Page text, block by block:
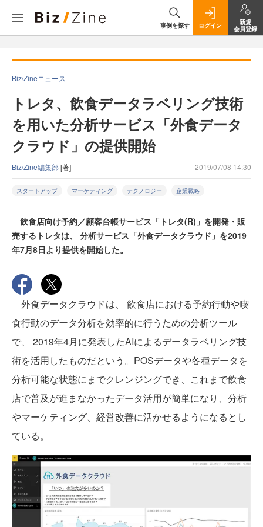
事例を探す ログイン
新規
会員登録
Biz/Zineニュース
トレタ、飲食データラベリング技術
を用いた分析サービス「外食データ
クラウド」の提供開始
Biz/Zine編集部[著] 2019/07/08 14:30
スタートアップ マーケティング テクノロジー 企業戦略
飲食店向け予約／顧客台帳サービス「トレタ(R)」を開発・販
売するトレタは、 分析サービス「外食データクラウド」を2019
年7月8日より提供を開始した。
外食データクラウドは、 飲食店における予約行動や喫
食行動のデータ分析を効率的に行うための分析ツール
で、 2019年4月に発表したAIによるデータラベリング技
術を活用したものだという。POSデータや各種データを
分析可能な状態にまでクレンジングでき、これまで飲食
店で普及が進まなかったデータ活用が簡単になり、分析
やマーケティング、経営改善に活かせるようになるとし
ている。